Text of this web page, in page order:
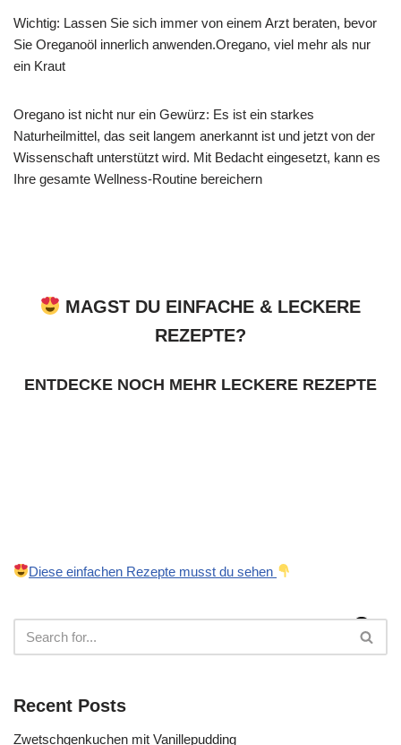
Wichtig: Lassen Sie sich immer von einem Arzt beraten, bevor
Sie Oreganoöl innerlich anwenden.Oregano, viel mehr als nur
ein Kraut
Oregano ist nicht nur ein Gewürz: Es ist ein starkes
Naturheilmittel, das seit langem anerkannt ist und jetzt von der
Wissenschaft unterstützt wird. Mit Bedacht eingesetzt, kann es
Ihre gesamte Wellness-Routine bereichern
MAGST DU EINFACHE & LECKERE
REZEPTE?
ENTDECKE NOCH MEHR LECKERE REZEPTE
Diese einfachen Rezepte musst du sehen
Recent Posts
Zwetschgenkuchen mit Vanillepudding